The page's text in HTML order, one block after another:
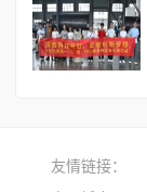
友情链接：